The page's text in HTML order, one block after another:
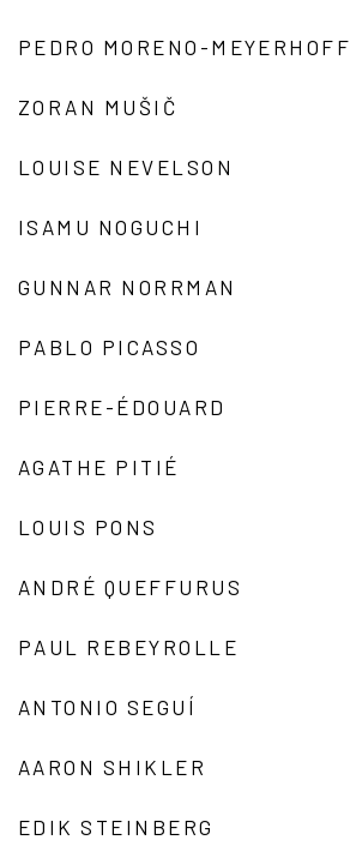
PEDRO MORENO-MEYERHOFF
ZORAN MUŠIČ
LOUISE NEVELSON
ISAMU NOGUCHI
GUNNAR NORRMAN
PABLO PICASSO
PIERRE-ÉDOUARD
AGATHE PITIÉ
LOUIS PONS
ANDRÉ QUEFFURUS
PAUL REBEYROLLE
ANTONIO SEGUÍ
AARON SHIKLER
EDIK STEINBERG